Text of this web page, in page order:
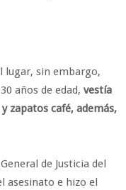
lugar, sin embargo,
años de edad, vestía
zapatos café, además,
de Justicia del
asesinato e hizo el